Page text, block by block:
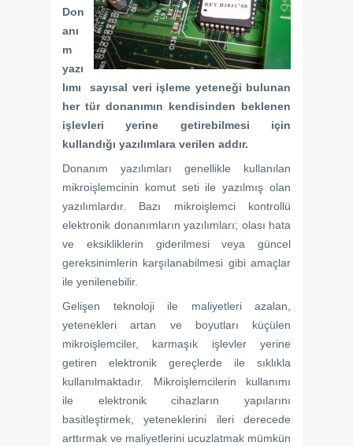
Don
anı
m
yazı
lımı sayısal veri işleme yeteneği bulunan
her tür donanımın kendisinden beklenen
işlevleri yerine getirebilmesi için
kullandığı yazılımlara verilen addır.
Donanım yazılımları genellikle kullanılan
mikroişlemcinin komut seti ile yazılmış olan
yazılımlardır. Bazı mikroişlemci kontrollü
elektronik donanımların yazılımları; olası hata
ve eksikliklerin giderilmesi veya güncel
gereksinimlerin karşılanabilmesi gibi amaçlar
ile yenilenebilir.
Gelişen teknoloji ile maliyetleri azalan,
yetenekleri artan ve boyutları küçülen
mikroişlemciler, karmaşık işlevler yerine
getiren elektronik gereçlerde ile sıklıkla
kullanılmaktadır. Mikroişlemcilerin kullanımı
ile elektronik cihazların yapılarını
basitleştirmek, yeteneklerini ileri derecede
arttırmak ve maliyetlerini ucuzlatmak mümkün